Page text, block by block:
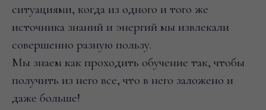
ситуациями, когда из одного и того же
источника знаний и энергий мы извлекали
совершенно разную пользу.
Мы знаем как проходить обучение так, чтобы
получить из него все, что в него заложено и
даже больше!